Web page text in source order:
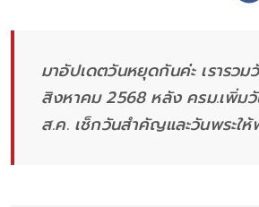
มาอัปเดตวันหยุดกันค่ะ เรารว
สิงหาคม 2568 หลัง ครม.เพิ่ม
ส.ค. เช็กวันสำคัญและวันพระใ